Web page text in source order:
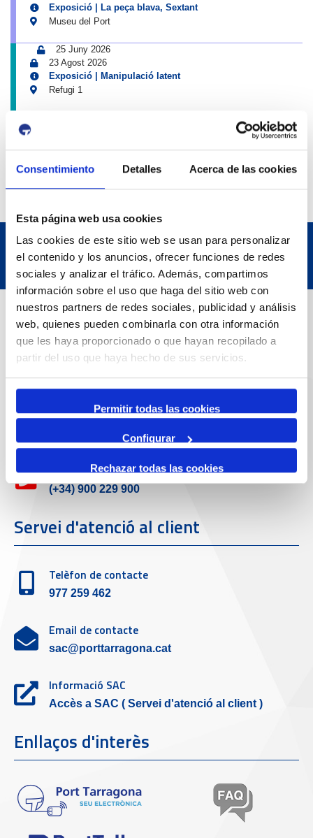
Consentimiento Detalles Acerca de las cookies
Esta página web usa cookies
Las cookies de este sitio web se usan para personalizar
el contenido y los anuncios, ofrecer funciones de redes
sociales y analizar el tráfico. Además, compartimos
información sobre el uso que haga del sitio web con
nuestros partners de redes sociales, publicidad y análisis
web, quienes pueden combinarla con otra información
que les haya proporcionado o que hayan recopilado a
partir del uso que haya hecho de sus servicios.
Permitir todas las cookies
Configurar
Rechazar todas las cookies
Exposició | La peça blava, Sextant
Museu del Port
25 Juny 2026
23 Agost 2026
Exposició | Manipulació latent
Refugi 1
Dades de Contacte
Adreça
Passeig de l'Escullera s/n, 43004 Tarragona
Telèfon de contacte
Emergències
(+34) 900 229 900
Servei d'atenció al client
Telèfon de contacte
977 259 462
Email de contacte
sac@porttarragona.cat
Informació SAC
Accès a SAC ( Servei d'atenció al client )
Enllaços d'interès